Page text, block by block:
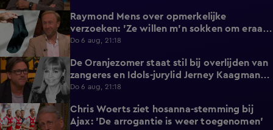
1:49
Raymond Mens over opmerkelijke
verzoeken: 'Ze willen m'n sokken om eraan
te ruiken'
Do 6 aug, 21:18
0:36
De Oranjezomer staat stil bij overlijden van
zangeres en Idols-jurylid Jerney Kaagman
(79)
Do 6 aug, 21:18
1:11
Chris Woerts ziet hosanna-stemming bij
Ajax: 'De arrogantie is weer toegenomen'